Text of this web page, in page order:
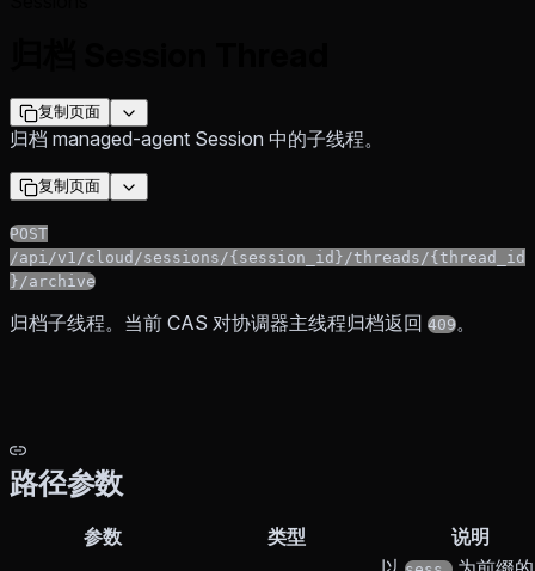
复制页面
归档 managed-agent Session 中的子线程。
复制页面
POST
/api/v1/cloud/sessions/{session_id}/threads/{thread_id
}/archive
归档子线程。当前 CAS 对协调器主线程归档返回 409。
路径参数
参数 类型 说明